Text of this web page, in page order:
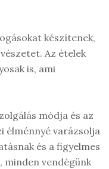
készítenek,
Az ételek
is, ami
módja és az
élménnyé varázsolja
és a figyelmes
minden vendégünk